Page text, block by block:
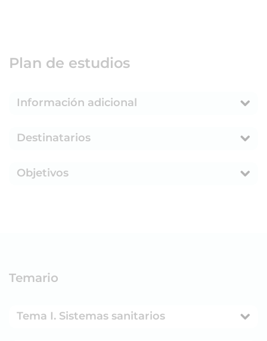
Plan de estudios
Información adicional
Destinatarios
Objetivos
Temario
Tema I. Sistemas sanitarios